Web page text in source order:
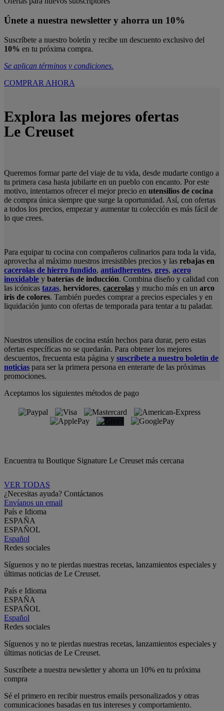
Únete a nuestra newsletter y ahorra un 10%
Suscríbete a nuestro boletín y recibe un descuento exclusivo del
10% en tu próxima compra.
Se aplican términos y condiciones.
COMPRAR AHORA
Explora las mejores ofertas
Le Creuset
Queremos formar parte del viaje de tu vida, desde mudarte contigo a
tu primera casa hasta jubilarte en un pueblo con encanto. Por este
motivo, intentamos ofrecer el mejor precio en utensilios de cocina
de compra única siempre que surge la oportunidad. Así, con ofertas
a todos los precios, empezar y aumentar tu colección es más fácil de
lo que crees.
Para equipar tu cocina con compañeros culinarios para toda la vida,
aprovecha al máximo nuestros irresistibles precios y las rebajas en
cacerolas de hierro fundido, antiadherentes, gres, acero
inoxidable y baterías de inducción. Combina diseño y calidad con
las icónicas tazas, hervidores, cacerolas y mucho más en un arco
iris de colores. También puedes comprar a precios especiales y en
liquidación junto con ofertas de temporada para tentar a tu paladar.
Nuestros utensilios de cocina están hechos para durar, pero estas
ofertas específicas no se quedarán. Para obtener los mejores
descuentos, frecuenta esta página y suscríbete a nuestro boletín de
noticias para ser la primera persona en enterarte de las próximas
promociones.
Aceptamos los siguientes métodos de pago
Encuentra tu Boutique Signature Le Creuset más cercana
VER TODAS
¿Necesitas ayuda? Contáctanos
Envíanos un email
País e Idioma
ESPAÑA
ESPAÑOL
Español
Redes sociales
Síguenos y no te pierdas nuestras recetas, lanzamientos especiales y
últimas noticias de Le Creuset.
País e Idioma
ESPAÑA
ESPAÑOL
Español
Redes sociales
Síguenos y no te pierdas nuestras recetas, lanzamientos especiales y
últimas noticias de Le Creuset.
Suscríbete a nuestra newsletter y ahorra un 10% en tu próxima
compra
Sé el primero en recibir nuestros emails personalizados y otras
comunicaciones basadas en tus intereses y comportamiento.